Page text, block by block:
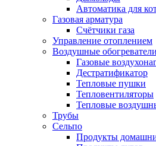
Автоматика для
Газовая арматура
Счётчики газа
Управление отоплением
Воздушные обогреватели
Газовые
Дестратификатор
Тепловые пушки
Тепловентиляторы
Тепловые
Трубы
Сельпо
Продукты